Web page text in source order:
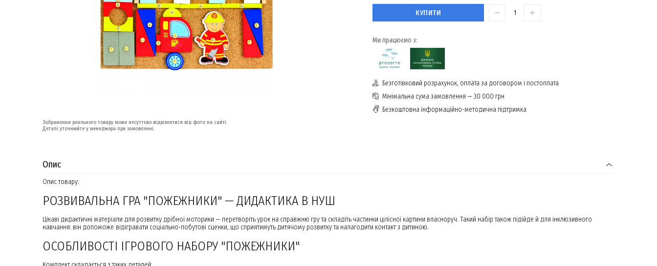
Зображення реального товару може несуттєво відрізнятися від фото на сайті.
Деталі уточнюйте у менеджера при замовленні.
КУПИТИ
Ми працюємо з:
Безготівковий розрахунок, оплата за договором і постоплата
Мінімальна сума замовлення — 30 000 грн
Безкоштовна інформаційно-методична підтримка
Опис
Опис товару:
РОЗВИВАЛЬНА ГРА "ПОЖЕЖНИКИ" — ДИДАКТИКА В НУШ
Цікаві дидактичні матеріали для розвитку дрібної моторики — перетворіть урок на справжню гру та складіть частинки цілісної картини власноруч. Такий набір також підійде й для інклюзивного
навчання: він допоможе відігравати соціально-побутові сценки, що сприятимуть дитячому розвитку та налагодити контакт з дитиною.
ОСОБЛИВОСТІ ІГРОВОГО НАБОРУ "ПОЖЕЖНИКИ"